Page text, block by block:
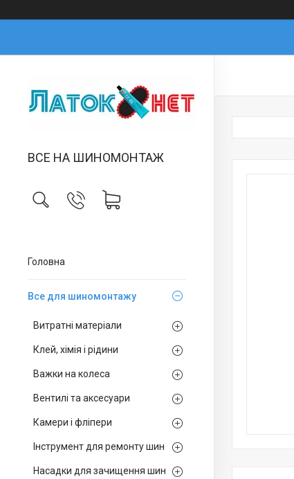
ВСЕ НА ШИНОМОНТАЖ
Головна
Все для шиномонтажу
Витратні матеріали
Клей, хімія і рідини
Важки на колеса
Вентилі та аксесуари
Камери і фліпери
Інструмент для ремонту шин
Насадки для зачищення шин